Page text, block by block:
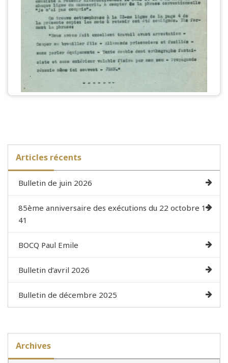
Articles récents
Bulletin de juin 2026
85ème anniversaire des exécutions du 22 octobre 19
41
BOCQ Paul Emile
Bulletin d’avril 2026
Bulletin de décembre 2025
Archives